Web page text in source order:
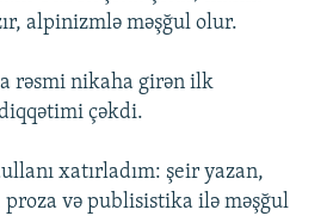
alpinizmlə məşğul olur.
rəsmi nikaha girən ilk
çəkdi.
xatırladım: şeir yazan,
proza və publisistika ilə məşğul